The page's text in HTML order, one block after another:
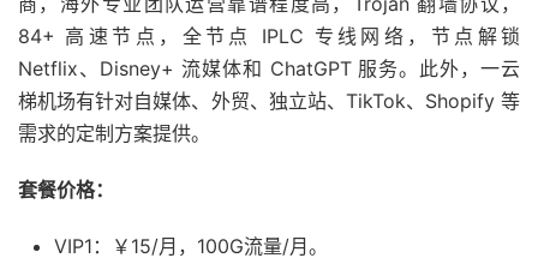
84+ 高速节点，全节点 IPLC 专线网络，节点解锁
Netflix、Disney+ 流媒体和 ChatGPT 服务。此外，一云
梯机场有针对自媒体、外贸、独立站、TikTok、Shopify 等
需求的定制方案提供。
套餐价格：
VIP1：￥15/月，100G流量/月。